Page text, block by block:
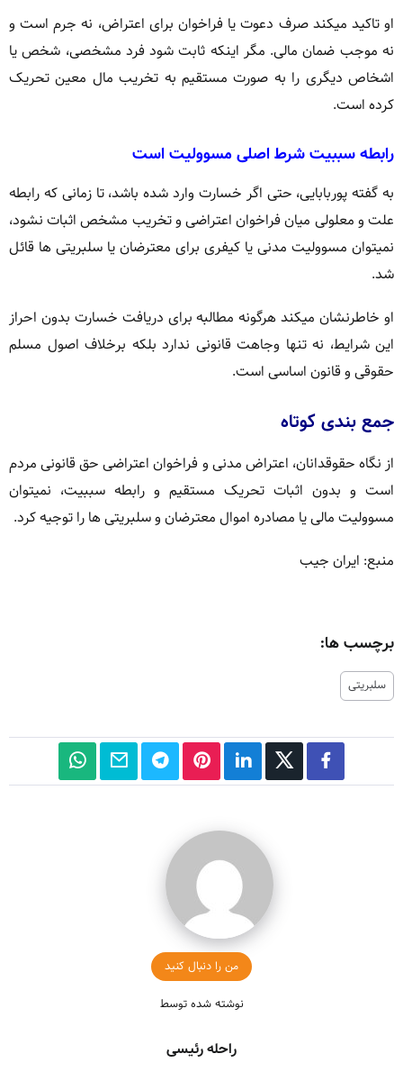
او تاکید میکند صرف دعوت یا فراخوان برای اعتراض، نه جرم است و
نه موجب ضمان مالی. مگر اینکه ثابت شود فرد مشخصی، شخص یا
اشخاص دیگری را به صورت مستقیم به تخریب مال معین تحریک
کرده است.
رابطه سببیت شرط اصلی مسوولیت است
به گفته پوربابایی، حتی اگر خسارت وارد شده باشد، تا زمانی که رابطه
علت و معلولی میان فراخوان اعتراضی و تخریب مشخص اثبات نشود،
نمیتوان مسوولیت مدنی یا کیفری برای معترضان یا سلبریتی ها قائل
شد.
او خاطرنشان میکند هرگونه مطالبه برای دریافت خسارت بدون احراز
این شرایط، نه تنها وجاهت قانونی ندارد بلکه برخلاف اصول مسلم
حقوقی و قانون اساسی است.
جمع بندی کوتاه
از نگاه حقوقدانان، اعتراض مدنی و فراخوان اعتراضی حق قانونی مردم
است و بدون اثبات تحریک مستقیم و رابطه سببیت، نمیتوان
مسوولیت مالی یا مصادره اموال معترضان و سلبریتی ها را توجیه کرد.
منبع: ایران جیب
برچسب ها:
سلبریتی
من را دنبال کنید
نوشته شده توسط
راحله رئیسی